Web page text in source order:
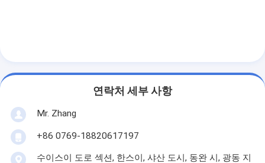
공기 정화기 여과기
알루미늄 백 필터
먼지 주머니 여과기
연락처 세부 사항
Mr. Zhang
+86 0769-18820617197
수이스이 도로 섹션, 한스이, 샤산 도시, 동완 시, 광동 지